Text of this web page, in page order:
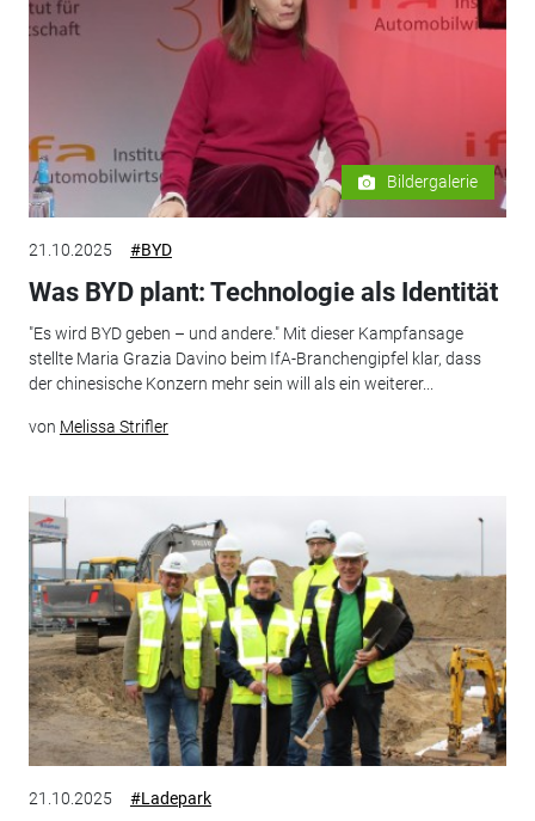
Bildergalerie
21.10.2025 #BYD
Was BYD plant: Technologie als Identität
"Es wird BYD geben – und andere." Mit dieser Kampfansage
stellte Maria Grazia Davino beim IfA-Branchengipfel klar, dass
der chinesische Konzern mehr sein will als ein weiterer...
von Melissa Strifler
21.10.2025 #Ladepark